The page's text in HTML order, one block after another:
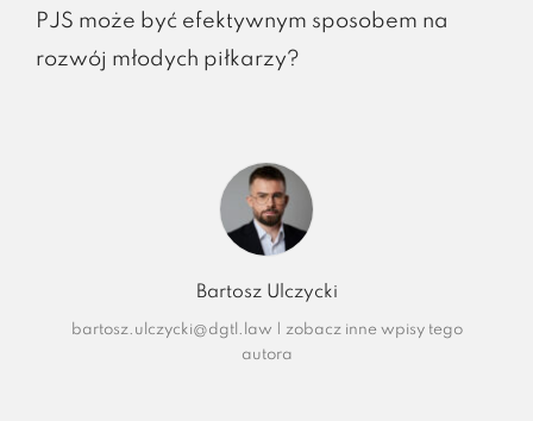
PJS może być efektywnym sposobem na
rozwój młodych piłkarzy?
Bartosz Ulczycki
bartosz.ulczycki@dgtl.law
zobacz inne wpisy tego
autora